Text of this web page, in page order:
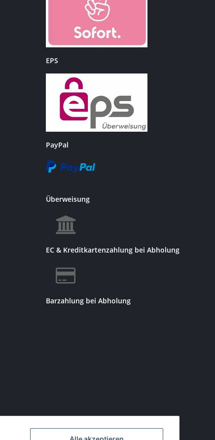
EPS
PayPal
Überweisung
EC & Kreditkartenzahlung bei Abholung
Barzahlung bei Abholung